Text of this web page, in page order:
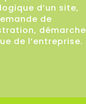
d’un site,
de
démarche
de l’entreprise.